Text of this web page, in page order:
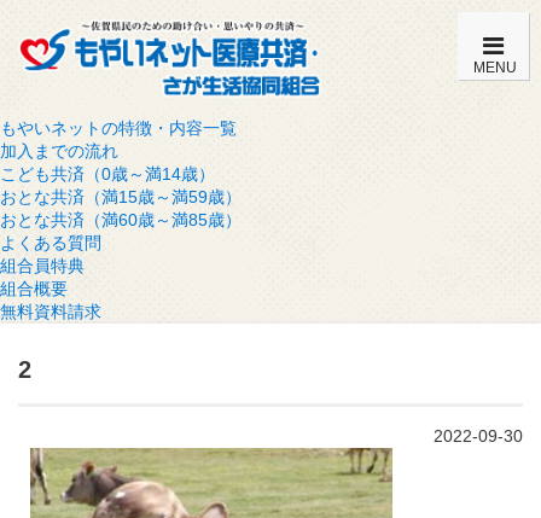
MENU
もやいネットの特徴・内容一覧
加入までの流れ
こども共済（0歳～満14歳）
おとな共済（満15歳～満59歳）
おとな共済（満60歳～満85歳）
よくある質問
組合員特典
組合概要
無料資料請求
2
2022-09-30